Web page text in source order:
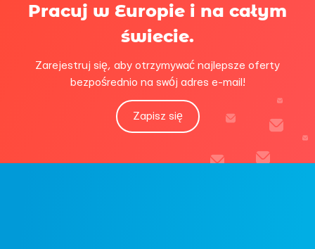
Pracuj w Europie i na całym
świecie.
Zarejestruj się, aby otrzymywać najlepsze oferty
bezpośrednio na swój adres e-mail!
Zapisz się